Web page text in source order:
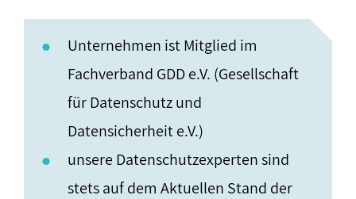
Unternehmen ist Mitglied im
Fachverband GDD e.V. (Gesellschaft
für Datenschutz und
Datensicherheit e.V.)
unsere Datenschutzexperten sind
stets auf dem Aktuellen Stand der